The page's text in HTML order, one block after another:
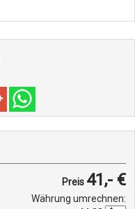
Preis 41,- €
Währung umrechnen: